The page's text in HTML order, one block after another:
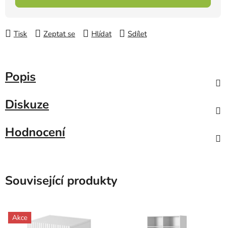
Tisk Zeptat se Hlídat Sdílet
Popis
Diskuze
Hodnocení
Související produkty
Akce